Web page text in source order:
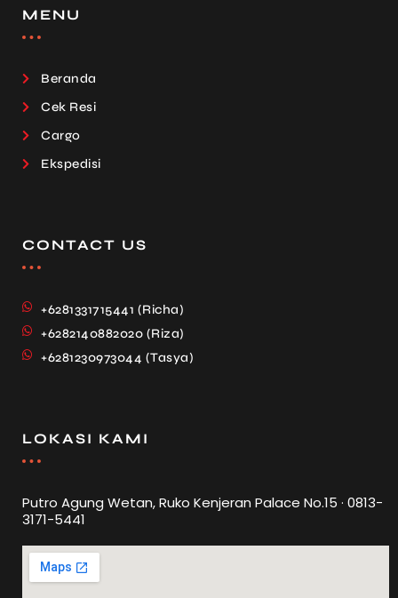
MENU
Beranda
Cek Resi
Cargo
Ekspedisi
CONTACT US
+6281331715441 (Richa)
+6282140882020 (Riza)
+6281230973044 (Tasya)
LOKASI KAMI
Putro Agung Wetan, Ruko Kenjeran Palace No.15 · 0813-
3171-5441